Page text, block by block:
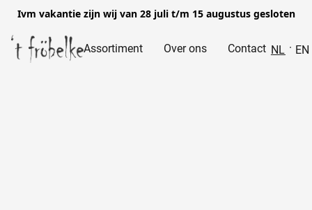
Ivm vakantie zijn wij van 28 juli t/m 15 augustus gesloten
Assortiment Over ons Contact NL EN